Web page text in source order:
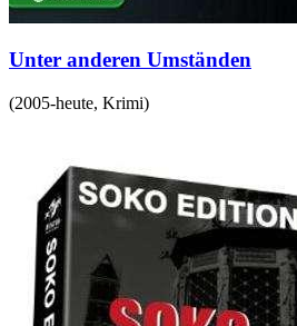
Unter anderen Umständen
(2005-heute, Krimi)